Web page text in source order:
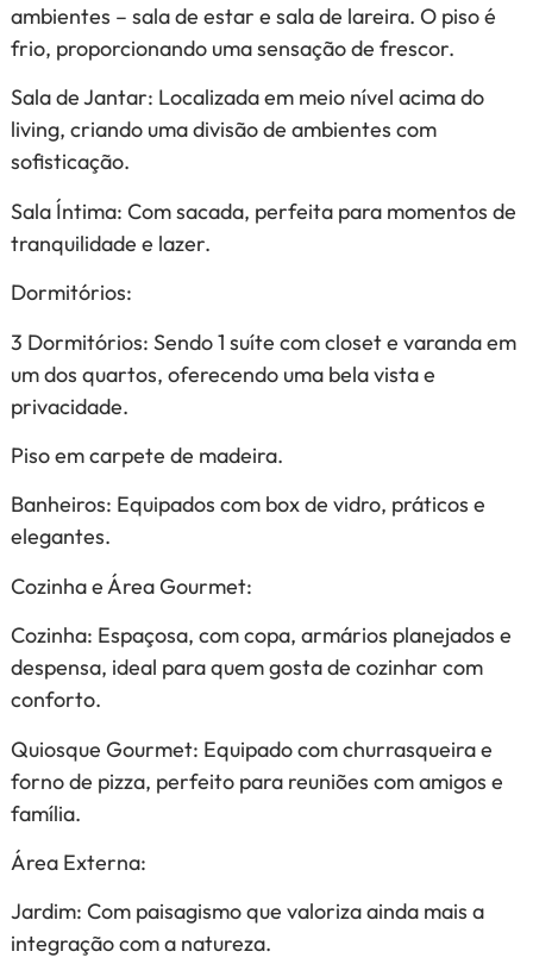
ambientes – sala de estar e sala de lareira. O piso é
frio, proporcionando uma sensação de frescor.
Sala de Jantar: Localizada em meio nível acima do
living, criando uma divisão de ambientes com
sofisticação.
Sala Íntima: Com sacada, perfeita para momentos de
tranquilidade e lazer.
Dormitórios:
3 Dormitórios: Sendo 1 suíte com closet e varanda em
um dos quartos, oferecendo uma bela vista e
privacidade.
Piso em carpete de madeira.
Banheiros: Equipados com box de vidro, práticos e
elegantes.
Cozinha e Área Gourmet:
Cozinha: Espaçosa, com copa, armários planejados e
despensa, ideal para quem gosta de cozinhar com
conforto.
Quiosque Gourmet: Equipado com churrasqueira e
forno de pizza, perfeito para reuniões com amigos e
família.
Área Externa:
Jardim: Com paisagismo que valoriza ainda mais a
integração com a natureza.